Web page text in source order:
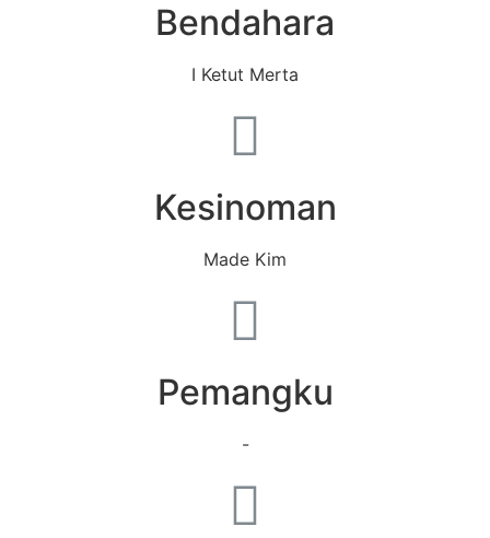
Bendahara
I Ketut Merta
Kesinoman
Made Kim
Pemangku
-